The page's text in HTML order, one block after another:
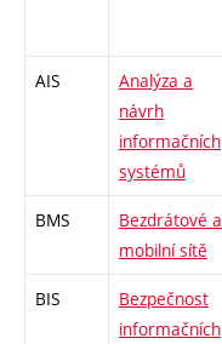
AIS
Analýza a
návrh
informačních
systémů
BMS
Bezdrátové a
mobilní sítě
BIS
Bezpečnost
informačních